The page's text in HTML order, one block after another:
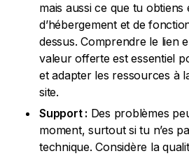
mais aussi ce que tu
d’hébergement et de
dessus. Comprendre le lien
valeur offerte est essentiel
et adapter les ressources à
site.
Support : Des problèmes
moment, surtout si tu n’es
technique. Considère la